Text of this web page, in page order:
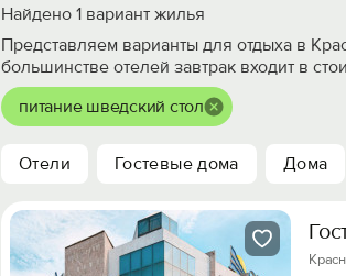
Найдено 1 вариант жилья
Представляем варианты для отдыха в
большинстве отелей завтрак входит в
питание шведский стол
Отели Гостевые дома Дома